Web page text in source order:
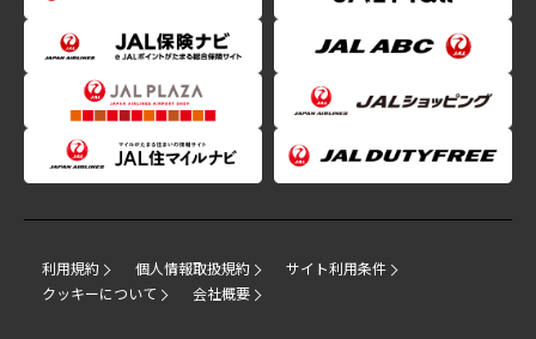
利用規約 個人情報取扱規約
サイト利用条件
クッキーについて
会社概要